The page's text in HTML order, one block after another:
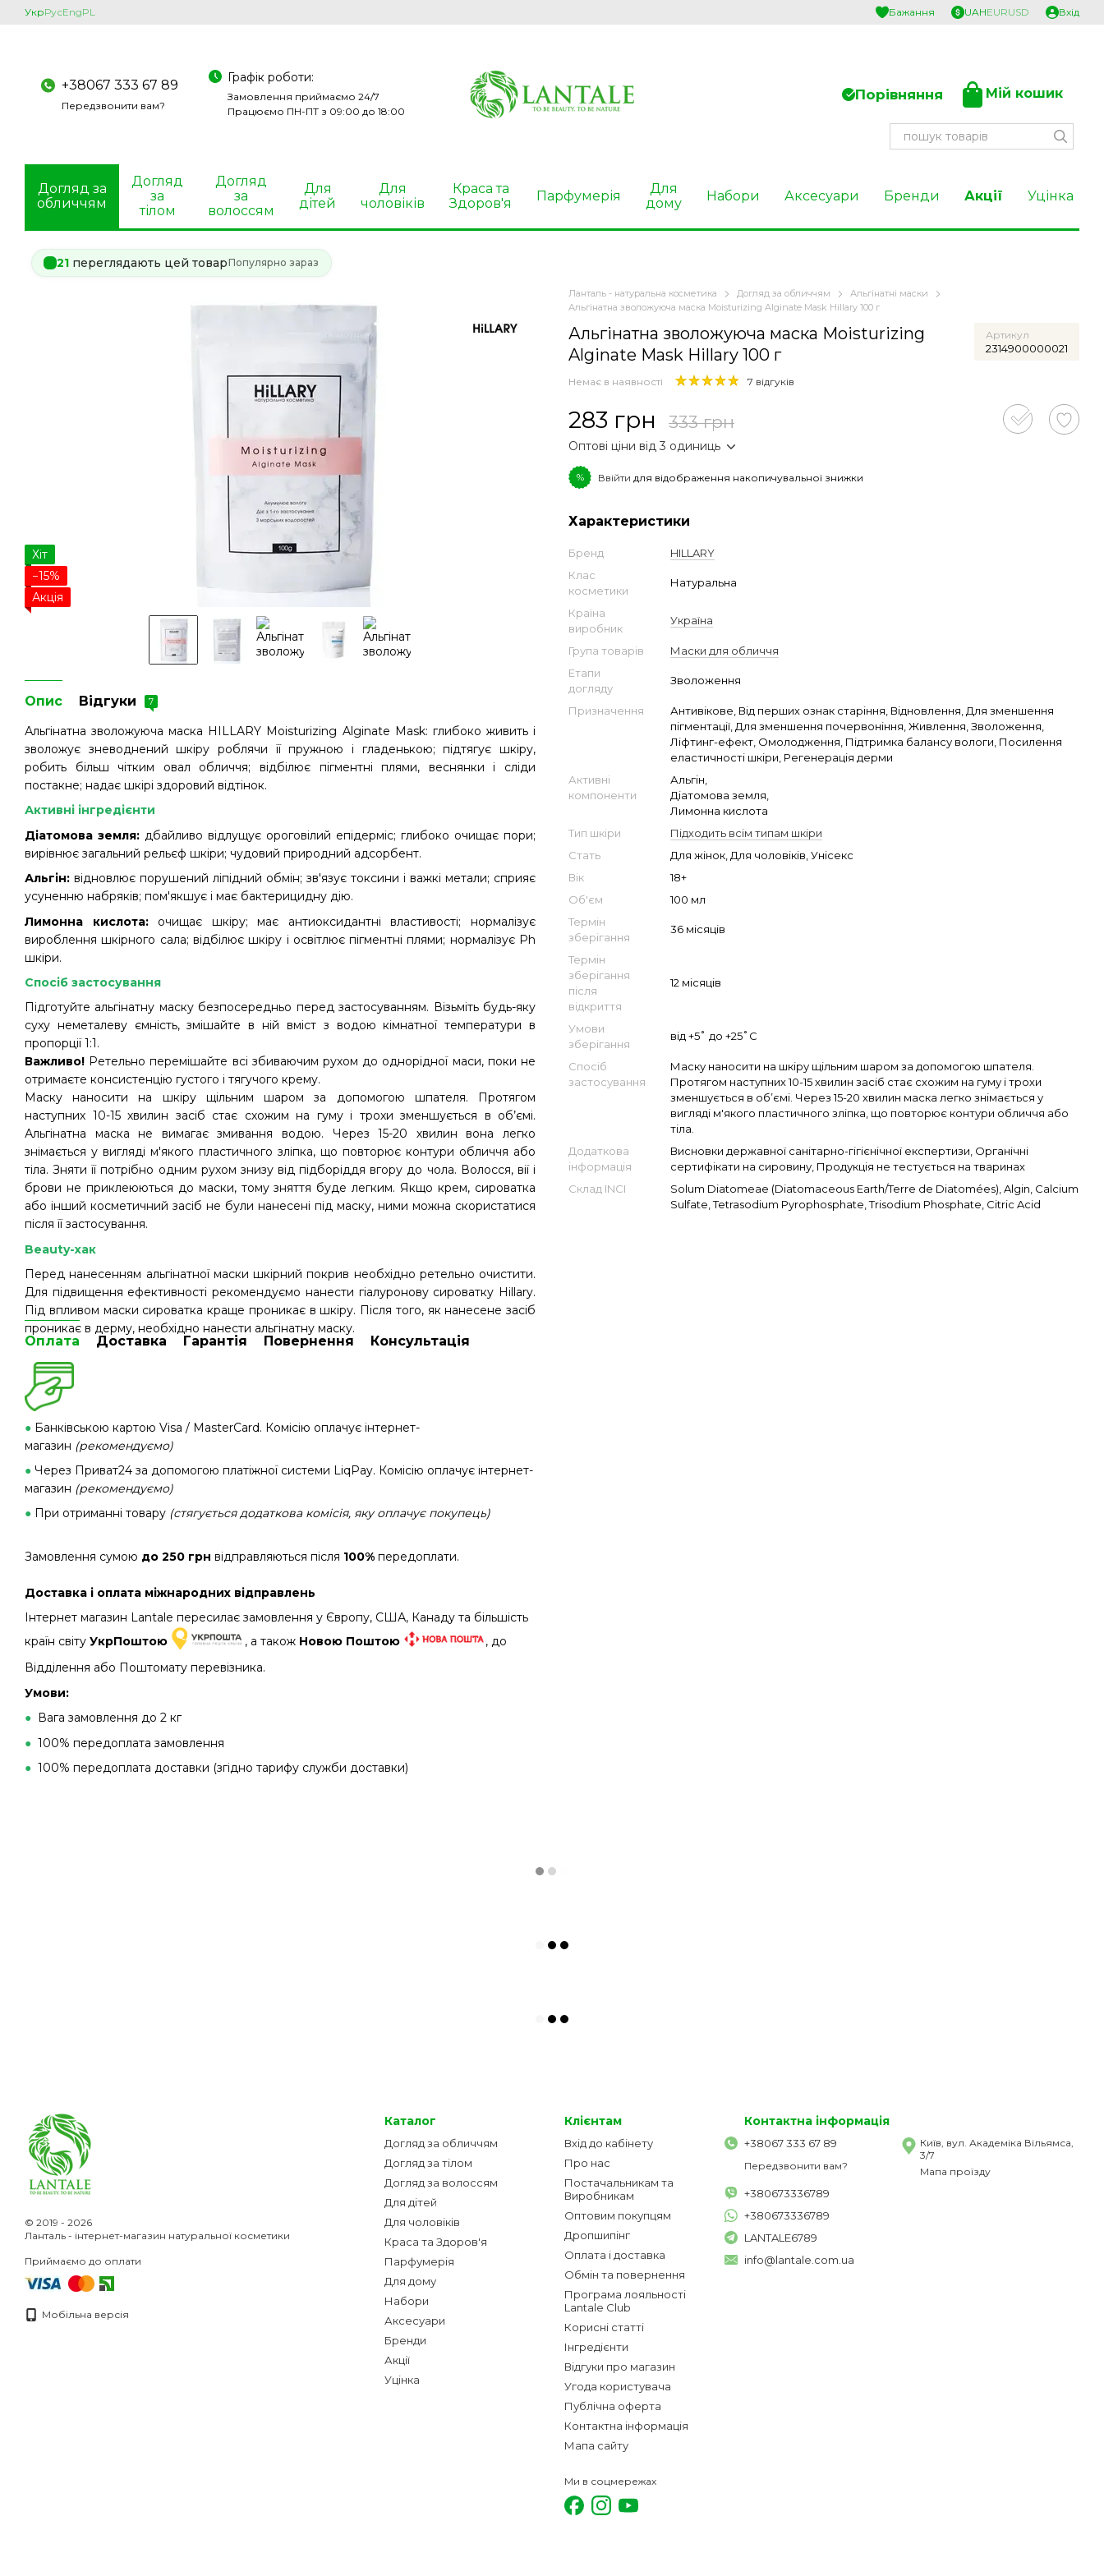
Перейти до основного контенту
УкрРусEngPL Бажання UAHEURUSD Вхід
+38067 333 67 89
Передзвонити вам?
Графік роботи:
Замовлення приймаємо 24/7
Працюємо ПН-ПТ з 09:00 до 18:00
Порівняння Мій кошик
Догляд за
обличчям
Догляд
за
тілом
Догляд
за
волоссям
Для
дітей
Для
чоловіків
Краса та
Здоров'я
Парфумерія
Для
дому
Набори Аксесуари Бренди Акції Уцінка
21 переглядають цей товарПопулярно зараз
Хіт
−15%
Акція
Опис Відгуки 7
Альгінатна зволожуюча маска HILLARY Moisturizing Alginate Mask: глибоко живить і
зволожує зневоднений шкіру роблячи її пружною і гладенькою; підтягує шкіру,
робить більш чітким овал обличчя; відбілює пігментні плями, веснянки і сліди
постакне; надає шкірі здоровий відтінок.
Активні інгредієнти
Діатомова земля: дбайливо відлущує ороговілий епідерміс; глибоко очищає пори;
вирівнює загальний рельєф шкіри; чудовий природний адсорбент.
Альгін: відновлює порушений ліпідний обмін; зв'язує токсини і важкі метали; сприяє
усуненню набряків; пом'якшує і має бактерицидну дію.
Лимонна кислота:очищає шкіру; має антиоксидантні властивості; нормалізує
вироблення шкірного сала; відбілює шкіру і освітлює пігментні плями; нормалізує Ph
шкіри.
Спосіб застосування
Підготуйте альгінатну маску безпосередньо перед застосуванням. Візьміть будь-яку
суху неметалеву ємність, змішайте в ній вміст з водою кімнатної температури в
пропорції 1:1.
Важливо! Ретельно перемішайте всі збиваючим рухом до однорідної маси, поки не
отримаєте консистенцію густого і тягучого крему.
Маску наносити на шкіру щільним шаром за допомогою шпателя. Протягом
наступних 10-15 хвилин засіб стає схожим на гуму і трохи зменшується в об’ємі.
Альгінатна маска не вимагає змивання водою. Через 15-20 хвилин вона легко
знімається у вигляді м'якого пластичного зліпка, що повторює контури обличчя або
тіла. Зняти її потрібно одним рухом знизу від підборіддя вгору до чола. Волосся, вії і
брови не приклеюються до маски, тому зняття буде легким. Якщо крем, сироватка
або інший косметичний засіб не були нанесені під маску, ними можна скористатися
після її застосування.
Beauty-хак
Перед нанесенням альгінатної маски шкірний покрив необхідно ретельно очистити.
Для підвищення ефективності рекомендуємо нанести гіалуронову сироватку Hillary.
Під впливом маски сироватка краще проникає в шкіру. Після того, як нанесене засіб
проникає в дерму, необхідно нанести альгінатну маску.
Оплата Доставка Гарантія Повернення Консультація
● Банківською картою Visa / MasterCard. Комісію оплачує інтернет-
магазин (рекомендуємо)
● Через Приват24 за допомогою платіжної системи LiqPay. Комісію оплачує інтернет-
магазин (рекомендуємо)
● При отриманні товару (стягується додаткова комісія, яку оплачує покупець)
Замовлення сумою до 250 грн відправляються після 100% передоплати.
Доставка і оплата міжнародних відправлень
Інтернет магазин Lantale пересилає замовлення у Європу, США, Канаду та більшість
країн світу УкрПоштою , а також Новою Поштою
, до
Відділення або Поштомату перевізника.
Умови:
● Вага замовлення до 2 кг
● 100% передоплата замовлення
● 100% передоплата доставки (згідно тарифу служби доставки)
Ланталь - натуральна косметика Догляд за обличчям
Альгінатні маски
Альгінатна зволожуюча маска Moisturizing Alginate Mask Hillary 100 г
Альгінатна зволожуюча маска Moisturizing
Alginate Mask Hillary 100 г
Артикул
2314900000021
Немає в наявності 7 відгуків
283 грн 333 грн
Оптові ціни від 3 одиниць
% Ввійти для відображення накопичувальної знижки
Характеристики
Бренд
HILLARY
Клас
косметики
Натуральна
Країна
виробник
Україна
Група товарів
Маски для обличчя
Етапи
догляду
Зволоження
Призначення
Антивікове, Від перших ознак старіння, Відновлення, Для зменшення
пігментації, Для зменшення почервоніння, Живлення, Зволоження,
Ліфтинг-ефект, Омолодження, Підтримка балансу вологи, Посилення
еластичності шкіри, Регенерація дерми
Активні
компоненти
Альгін,
Діатомова земля,
Лимонна кислота
Тип шкіри
Підходить всім типам шкіри
Стать
Для жінок, Для чоловіків, Унісекс
Вік
18+
Об'єм
100 мл
Термін
зберігання
36 місяців
Термін
зберігання
після
відкриття
12 місяців
Умови
зберігання
від +5˚ до +25˚С
Спосіб
застосування
Маску наносити на шкіру щільним шаром за допомогою шпателя.
Протягом наступних 10-15 хвилин засіб стає схожим на гуму і трохи
зменшується в об’ємі. Через 15-20 хвилин маска легко знімається у
вигляді м'якого пластичного зліпка, що повторює контури обличчя або
тіла.
Додаткова
інформація
Висновки державної санітарно-гігієнічної експертизи, Органічні
сертифікати на сировину, Продукція не тестується на тваринах
Склад INCI
Solum Diatomeae (Diatomaceous Earth/Terre de Diatomées), Algin, Calcium
Sulfate, Tetrasodium Pyrophosphate, Trisodium Phosphate, Citric Acid
© 2019 - 2026
Ланталь - інтернет-магазин натуральної косметики
Приймаємо до оплати
Мобільна версія
Каталог
Догляд за обличчям
Догляд за тілом
Догляд за волоссям
Для дітей
Для чоловіків
Краса та Здоров'я
Парфумерія
Для дому
Набори
Аксесуари
Бренди
Акції
Уцінка
Клієнтам
Вхід до кабінету
Про нас
Постачальникам та
Виробникам
Оптовим покупцям
Дропшипінг
Оплата і доставка
Обмін та повернення
Програма лояльності
Lantale Club
Корисні статті
Інгредієнти
Відгуки про магазин
Угода користувача
Публічна оферта
Контактна інформація
Мапа сайту
Ми в соцмережах
Контактна інформація
+38067 333 67 89
Передзвонити вам?
+380673336789
+380673336789
LANTALE6789
info@lantale.com.ua
Київ, вул. Академіка Вільямса,
3/7
Мапа проїзду